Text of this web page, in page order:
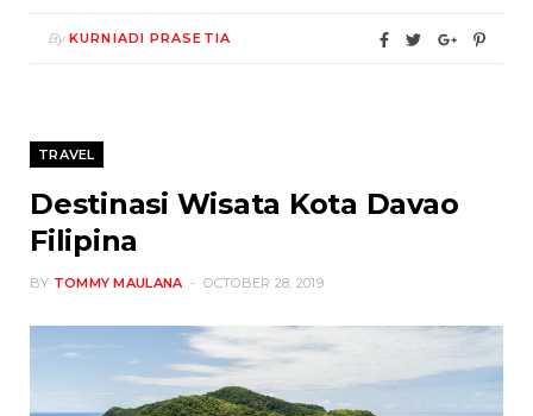
By KURNIADI PRASETIA
TRAVEL
Destinasi Wisata Kota Davao
Filipina
BY TOMMY MAULANA OCTOBER 28, 2019